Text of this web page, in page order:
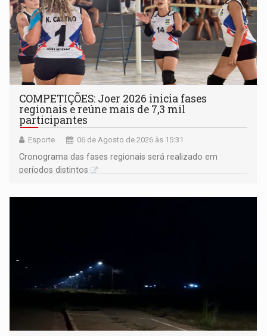
COMPETIÇÕES: Joer 2026 inicia fases
regionais e reúne mais de 7,3 mil
participantes
Esporte 06 de Agosto de 2026 às 15:31
Cronograma das fases regionais será realizado em
períodos distintos